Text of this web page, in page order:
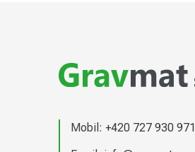
Mobil: +420 727 930 971